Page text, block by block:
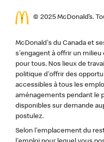
© 2025 McDonald’s.
McDonald's du Canada et
s'engagent à offrir un
pour tous. Nos lieux de
politique d'offrir des
accessibles à tous les
aménagements pendant le
disponibles sur demande
postulez.
Selon l'emplacement du